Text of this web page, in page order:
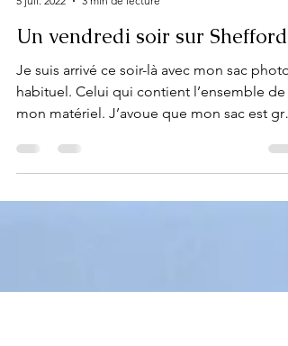
5 juil. 2022
3 min de lecture
Un vendredi soir sur Shefford
Je suis arrivé ce soir-là avec mon sac photo
mon matériel. J’avoue que mon sac est
et...